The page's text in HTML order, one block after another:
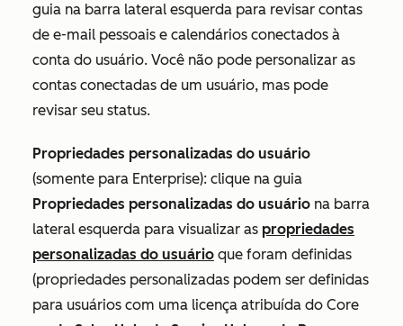
guia na barra lateral esquerda para revisar contas
de e-mail pessoais e calendários conectados à
conta do usuário. Você não pode personalizar as
contas conectadas de um usuário, mas pode
revisar seu status.
Propriedades personalizadas do usuário
(somente para Enterprise): clique na guia
Propriedades personalizadas do usuário na barra
lateral esquerda para visualizar as propriedades
personalizadas do usuário que foram definidas
(propriedades personalizadas podem ser definidas
para usuários com uma licença atribuída do Core